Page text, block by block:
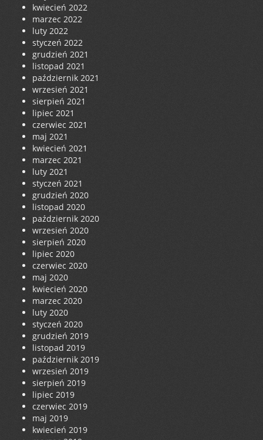
kwiecień 2022
marzec 2022
luty 2022
styczeń 2022
grudzień 2021
listopad 2021
październik 2021
wrzesień 2021
sierpień 2021
lipiec 2021
czerwiec 2021
maj 2021
kwiecień 2021
marzec 2021
luty 2021
styczeń 2021
grudzień 2020
listopad 2020
październik 2020
wrzesień 2020
sierpień 2020
lipiec 2020
czerwiec 2020
maj 2020
kwiecień 2020
marzec 2020
luty 2020
styczeń 2020
grudzień 2019
listopad 2019
październik 2019
wrzesień 2019
sierpień 2019
lipiec 2019
czerwiec 2019
maj 2019
kwiecień 2019